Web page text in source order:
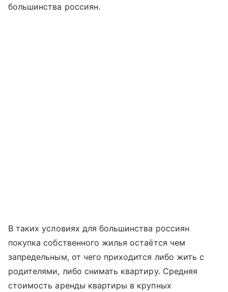
большинства россиян.
В таких условиях для большинства россиян
покупка собственного жилья остаётся чем
запредельным, от чего приходится либо жить с
родителями, либо снимать квартиру. Средняя
стоимость аренды квартиры в крупных